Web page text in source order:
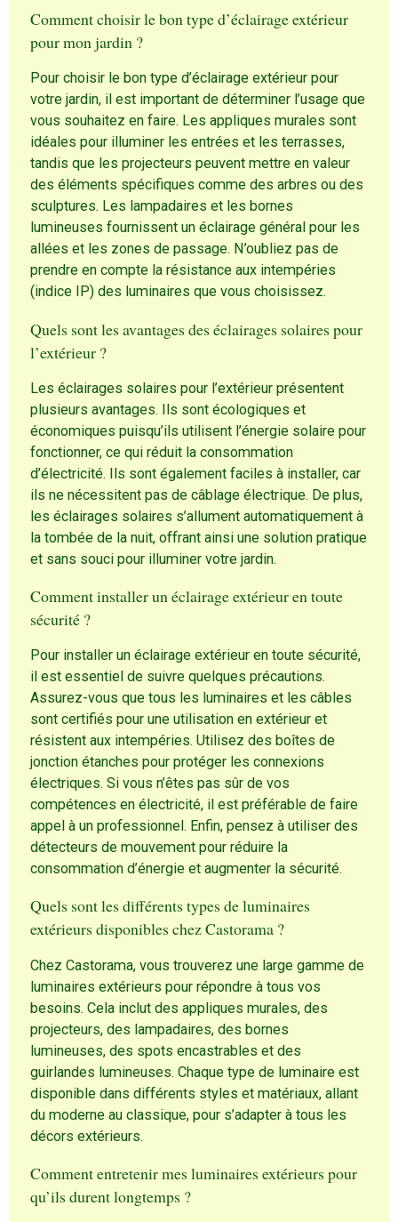
Comment choisir le bon type d’éclairage extérieur
pour mon jardin ?
Pour choisir le bon type d’éclairage extérieur pour
votre jardin, il est important de déterminer l’usage que
vous souhaitez en faire. Les appliques murales sont
idéales pour illuminer les entrées et les terrasses,
tandis que les projecteurs peuvent mettre en valeur
des éléments spécifiques comme des arbres ou des
sculptures. Les lampadaires et les bornes
lumineuses fournissent un éclairage général pour les
allées et les zones de passage. N’oubliez pas de
prendre en compte la résistance aux intempéries
(indice IP) des luminaires que vous choisissez.
Quels sont les avantages des éclairages solaires pour
l’extérieur ?
Les éclairages solaires pour l’extérieur présentent
plusieurs avantages. Ils sont écologiques et
économiques puisqu’ils utilisent l’énergie solaire pour
fonctionner, ce qui réduit la consommation
d’électricité. Ils sont également faciles à installer, car
ils ne nécessitent pas de câblage électrique. De plus,
les éclairages solaires s’allument automatiquement à
la tombée de la nuit, offrant ainsi une solution pratique
et sans souci pour illuminer votre jardin.
Comment installer un éclairage extérieur en toute
sécurité ?
Pour installer un éclairage extérieur en toute sécurité,
il est essentiel de suivre quelques précautions.
Assurez-vous que tous les luminaires et les câbles
sont certifiés pour une utilisation en extérieur et
résistent aux intempéries. Utilisez des boîtes de
jonction étanches pour protéger les connexions
électriques. Si vous n’êtes pas sûr de vos
compétences en électricité, il est préférable de faire
appel à un professionnel. Enfin, pensez à utiliser des
détecteurs de mouvement pour réduire la
consommation d’énergie et augmenter la sécurité.
Quels sont les différents types de luminaires
extérieurs disponibles chez Castorama ?
Chez Castorama, vous trouverez une large gamme de
luminaires extérieurs pour répondre à tous vos
besoins. Cela inclut des appliques murales, des
projecteurs, des lampadaires, des bornes
lumineuses, des spots encastrables et des
guirlandes lumineuses. Chaque type de luminaire est
disponible dans différents styles et matériaux, allant
du moderne au classique, pour s’adapter à tous les
décors extérieurs.
Comment entretenir mes luminaires extérieurs pour
qu’ils durent longtemps ?